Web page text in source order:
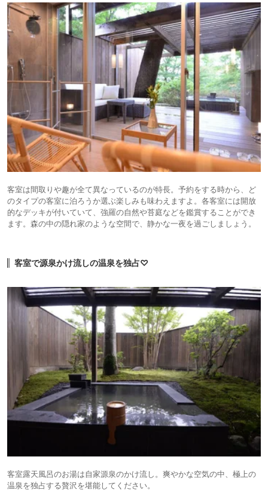
客室は間取りや趣が全て異なっているのが特長。予約をする時から、ど
のタイプの客室に泊ろうか選ぶ楽しみも味わえますよ。各客室には開放
的なデッキが付いていて、強羅の自然や苔庭などを鑑賞することができ
ます。森の中の隠れ家のような空間で、静かな一夜を過ごしましょう。
客室で源泉かけ流しの温泉を独占♡
客室露天風呂のお湯は自家源泉のかけ流し。爽やかな空気の中、極上の
温泉を独占する贅沢を堪能してください。